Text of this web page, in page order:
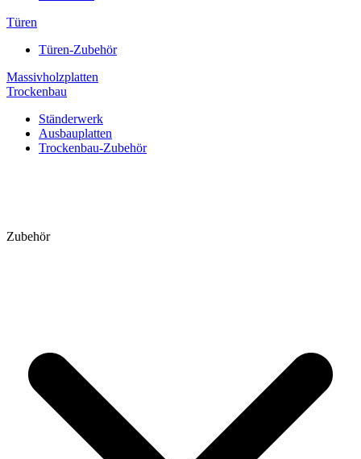
Türen
Türen-Zubehör
Massivholzplatten
Trockenbau
Ständerwerk
Ausbauplatten
Trockenbau-Zubehör
Zubehör